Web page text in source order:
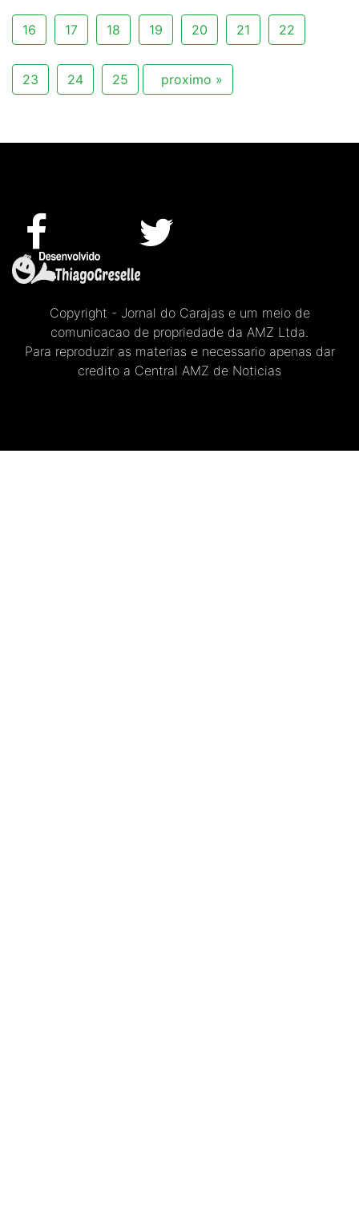
16 17 18 19 20 21 22
23 24 25 proximo »
Copyright - Jornal do Carajas e um meio de
comunicacao de propriedade da AMZ Ltda.
Para reproduzir as materias e necessario apenas dar
credito a Central AMZ de Noticias